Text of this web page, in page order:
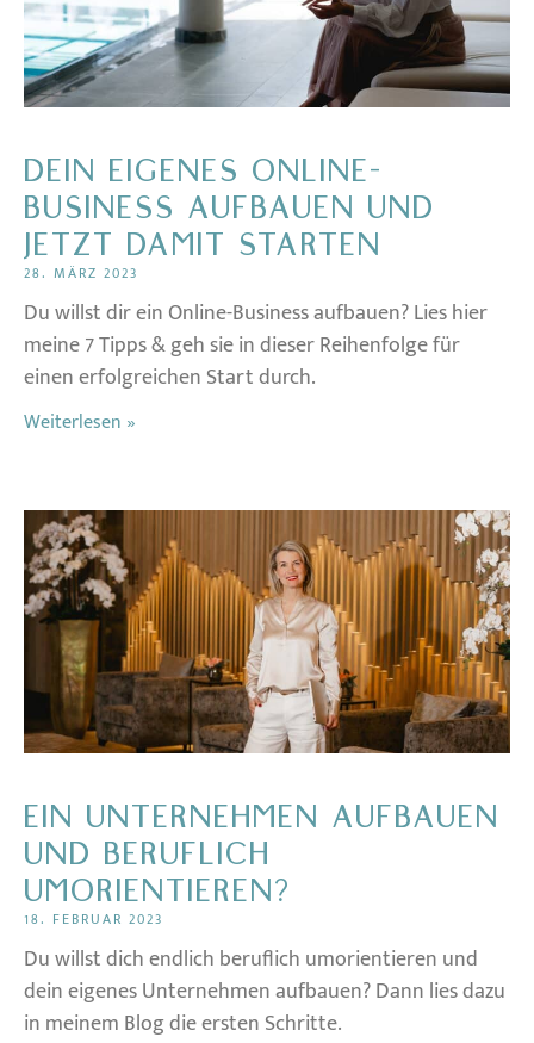
DEIN EIGENES ONLINE-
BUSINESS AUFBAUEN UND
JETZT DAMIT STARTEN
28. MÄRZ 2023
Du willst dir ein Online-Business aufbauen? Lies hier
meine 7 Tipps & geh sie in dieser Reihenfolge für
einen erfolgreichen Start durch.
Weiterlesen »
EIN UNTERNEHMEN AUFBAUEN
UND BERUFLICH
UMORIENTIEREN?
18. FEBRUAR 2023
Du willst dich endlich beruflich umorientieren und
dein eigenes Unternehmen aufbauen? Dann lies dazu
in meinem Blog die ersten Schritte.